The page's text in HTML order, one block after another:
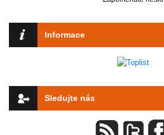
Informace
Sledujte nás